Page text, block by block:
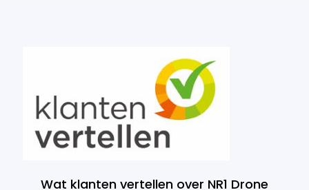
Wat klanten vertellen over NR1 Drone